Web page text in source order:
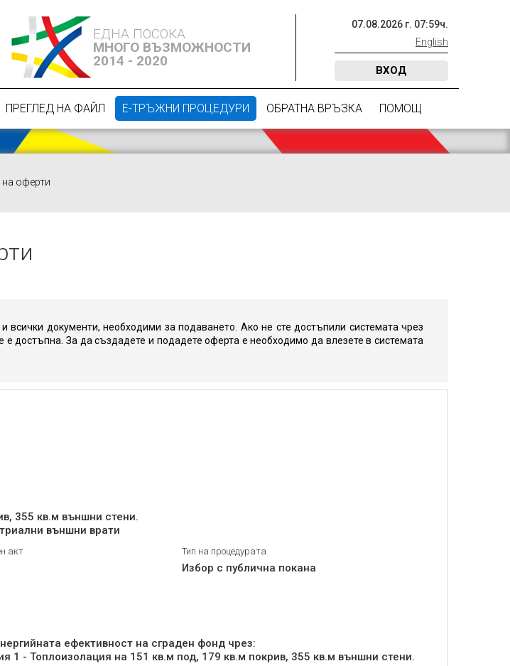
ЕДНА ПОСОКА
МНОГО ВЪЗМОЖНОСТИ
2014 - 2020
07.08.2026 г. 07:59ч.
English
ВХОД
ПРЕГЛЕД НА ФАЙЛ Е-ТРЪЖНИ ПРОЦЕДУРИ ОБРАТНА ВРЪЗКА ПОМОЩ
оферти
документи, необходими за подаването. Ако не сте достъпили системата чрез
достъпна. За да създадете и подадете оферта е необходимо да влезете в системата
355 кв.м външни стени.
акт Тип на процедурата
Избор с публична покана
ефективност на сграден фонд чрез:
1 - Топлоизолация на 151 кв.м под, 179 кв.м покрив, 355 кв.м външни стени.